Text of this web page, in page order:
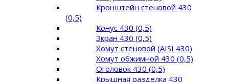
Кронштейн стеновой 430
(0,5)
Конус 430 (0,5)
Экран 430 (0,5)
Хомут стеновой (AISI 430)
Хомут обжимной 430 (0,5)
Оголовок 430 (0,5)
Крышная разделка 430